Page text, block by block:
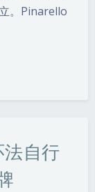
。Pinarello
自行